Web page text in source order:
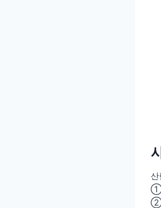
산
①
②